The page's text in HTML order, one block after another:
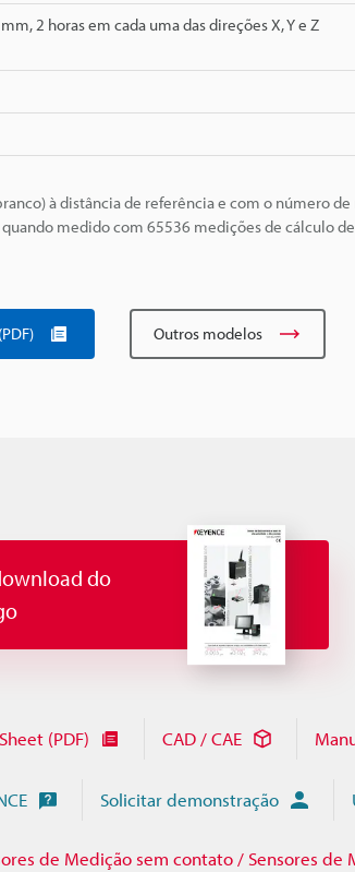
2 horas em cada uma das direções X, Y e Z
à distância de referência e com o número
medido com 65536 medições de cálculo
Outros modelos
do
(PDF) CAD / CAE
Solicitar demonstração
de Medição sem contato / Sensores de